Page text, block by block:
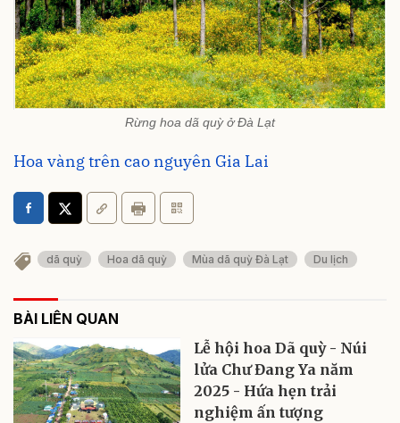
Rừng hoa dã quỳ ở Đà Lạt
Hoa vàng trên cao nguyên Gia Lai
dã quỳ Hoa dã quỳ Mùa dã quỳ Đà Lạt Du lịch
BÀI LIÊN QUAN
Lễ hội hoa Dã quỳ - Núi
lửa Chư Đang Ya năm
2025 - Hứa hẹn trải
nghiệm ấn tượng